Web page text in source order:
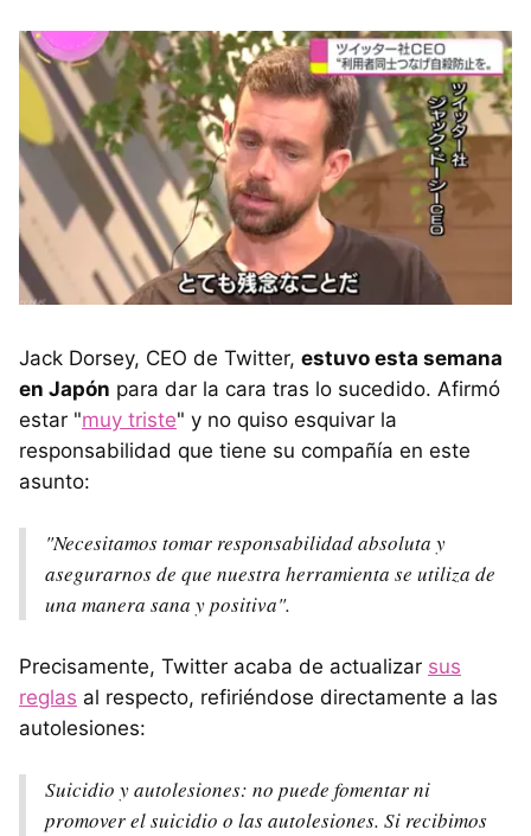
Jack Dorsey, CEO de Twitter, estuvo esta semana
en Japón para dar la cara tras lo sucedido. Afirmó
estar "muy triste" y no quiso esquivar la
responsabilidad que tiene su compañía en este
asunto:
"Necesitamos tomar responsabilidad absoluta y
asegurarnos de que nuestra herramienta se utiliza de
una manera sana y positiva".
Precisamente, Twitter acaba de actualizar sus
reglas al respecto, refiriéndose directamente a las
autolesiones:
Suicidio y autolesiones: no puede fomentar ni
promover el suicidio o las autolesiones. Si recibimos